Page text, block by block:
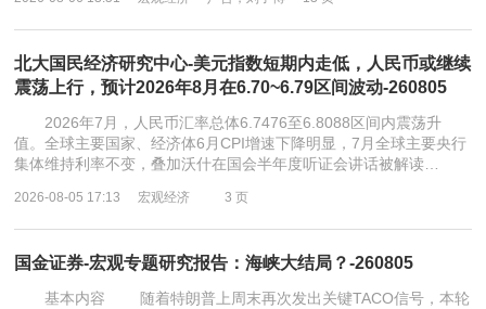
北大国民经济研究中心-美元指数短期内走低，人民币或继续
震荡上行，预计2026年8月在6.70~6.79区间波动-260805
2026年7月，人民币汇率总体6.7476至6.8088区间内震荡升
值。全球主要国家、经济体6月CPI增速下降明显，7月全球主要央行
集体维持利率不变，叠加沃什在国会半年度听证会讲话被解读…
2026-08-05 17:13 宏观经济 3 页
国金证券-宏观专题研究报告：海峡大结局？-260805
基本内容 随着特朗普上周末再次发出关键TACO信号，本轮